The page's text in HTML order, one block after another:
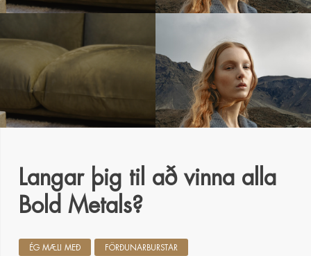
Langar þig til að vinna alla
Bold Metals?
ÉG MÆLI MEÐ FÖRÐUNARBURSTAR